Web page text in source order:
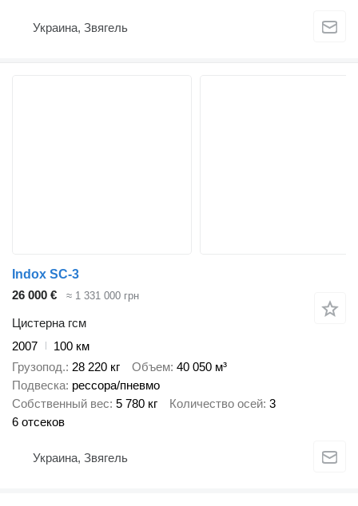
Украина, Звягель
Indox SC-3
26 000 €
≈ 1 331 000 грн
Цистерна гсм
2007
100 км
Грузопод. 28 220 кг Объем 40 050 м³
Подвеска рессора/пневмо
Собственный вес 5 780 кг Количество осей 3
6 отсеков
Украина, Звягель